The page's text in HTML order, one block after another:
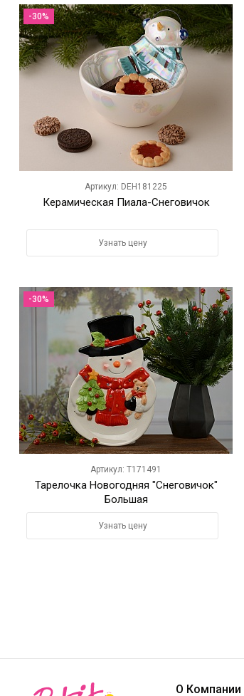
-30%
Артикул: DEH181225
Керамическая Пиала-Снеговичок
Узнать цену
-30%
Артикул: T171491
Тарелочка Новогодняя "Снеговичок"
Большая
Узнать цену
О Компании